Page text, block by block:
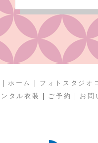
|ホーム | フォトスタジオ
ンタル衣装
| ご予約 | お問